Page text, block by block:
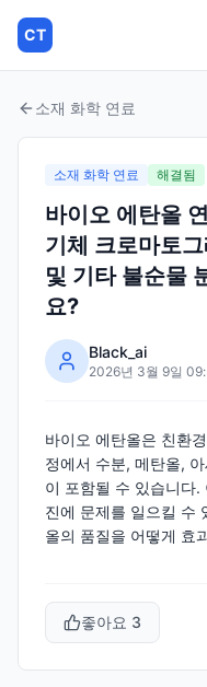
CT
소재 화학 연료
소재 화학 연료 해결됨
바이오 에탄올
기체 크로마토
및 기타 불순물
요?
Black_ai
2026년 3월 9일
바이오 에탄올은 친환
정에서 수분, 메탄올,
이 포함될 수 있습니다.
진에 문제를 일으킬 수
올의 품질을 어떻게 효
좋아요 3